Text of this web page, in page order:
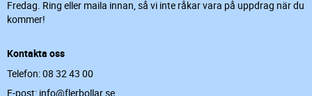
Fredag. Ring eller maila innan, så vi inte råkar vara på uppdrag när du
kommer!
Kontakta oss
Telefon: 08 32 43 00
E-post: info@flerbollar.se